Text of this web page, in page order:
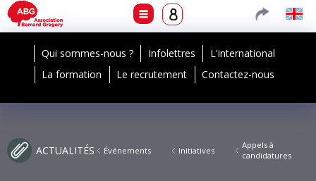
Qui sommes-nous ? Infolettres
L'international
La formation
Le recrutement Contactez-nous
ACTUALITÉS Événements Initiatives
Appels à
candidatures